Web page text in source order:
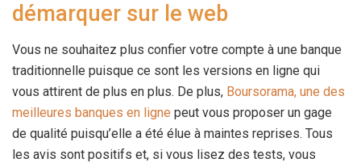
démarquer sur le web
Vous ne souhaitez plus confier votre compte à une banque
traditionnelle puisque ce sont les versions en ligne qui
vous attirent de plus en plus. De plus, Boursorama, une des
meilleures banques en ligne peut vous proposer un gage
de qualité puisqu’elle a été élue à maintes reprises. Tous
les avis sont positifs et, si vous lisez des tests, vous